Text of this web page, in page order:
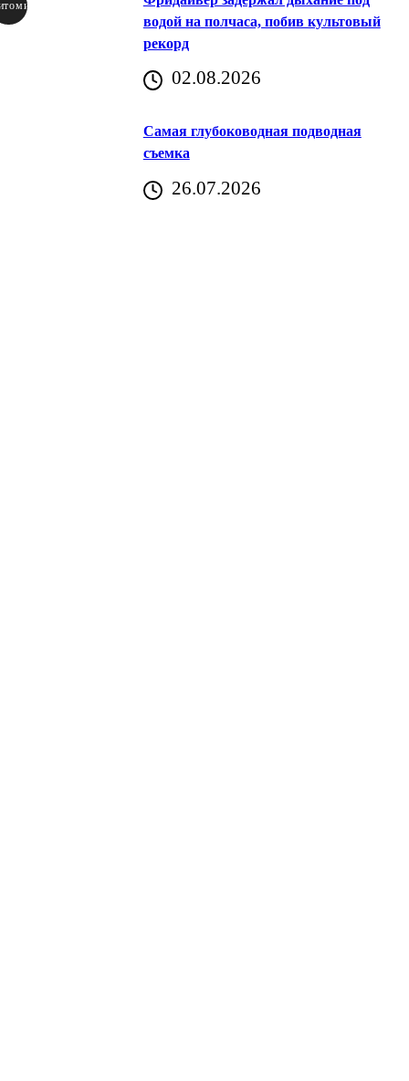
водой на полчаса, побив культовый
рекорд
02.08.2026
Самая глубоководная подводная
съемка
26.07.2026